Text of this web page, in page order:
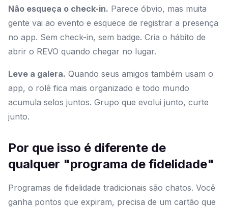
Não esqueça o check-in. Parece óbvio, mas muita
gente vai ao evento e esquece de registrar a presença
no app. Sem check-in, sem badge. Cria o hábito de
abrir o REVO quando chegar no lugar.
Leve a galera. Quando seus amigos também usam o
app, o rolê fica mais organizado e todo mundo
acumula selos juntos. Grupo que evolui junto, curte
junto.
Por que isso é diferente de
qualquer "programa de fidelidade"
Programas de fidelidade tradicionais são chatos. Você
ganha pontos que expiram, precisa de um cartão que